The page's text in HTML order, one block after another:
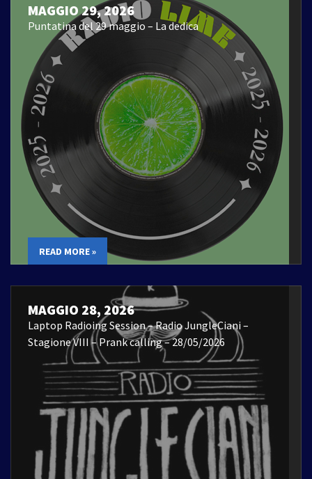
MAGGIO 29, 2026
Puntatina del 29 maggio – La dedica
READ MORE »
MAGGIO 28, 2026
Laptop Radioing Session – Radio JungleCiani –
Stagione VIII – Prank calling – 28/05/2026